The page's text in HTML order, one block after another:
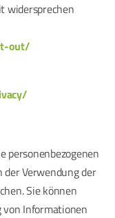
widersprechen
out/
personenbezogenen
der Verwendung der
Sie können
Informationen